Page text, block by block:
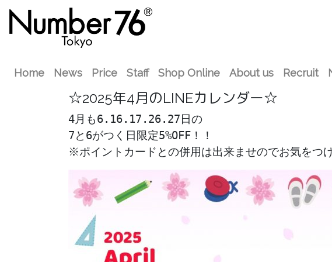
Home News Price Staff Shop Online About us Recruit
︎☆2025年4月のLINEカレンダー☆
4月も6.16.17.26.27日の
7と6がつく日限定5%OFF！！
※ポイントカードとの併用は出来ませのでお気をつけ